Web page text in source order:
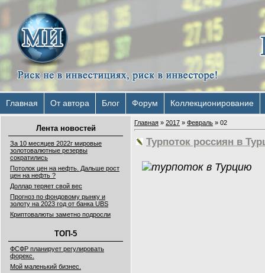
Главная От автора Блог Форум Коллекционирование
Лента новостей
За 10 месяцев 2022г мировые
золотовалютные резервы
сократились
Потолок цен на нефть. Дальше рост
цен на нефть ?
Доллар теряет свой вес
Прогноз по фондовому рынку и
золоту на 2023 год от банка UBS
Криптовалюты заметно подросли
ТОП-5
ФСФР планирует регулировать
форекс.
Мой маленький бизнес.
Главная » 2017 » Февраль » 02
Турпоток россиян в